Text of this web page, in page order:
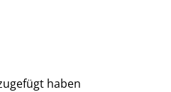
haben